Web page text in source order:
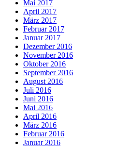
Mai 2017
April 2017
März 2017
Februar 2017
Januar 2017
Dezember 2016
November 2016
Oktober 2016
September 2016
August 2016
Juli 2016
Juni 2016
Mai 2016
April 2016
März 2016
Februar 2016
Januar 2016